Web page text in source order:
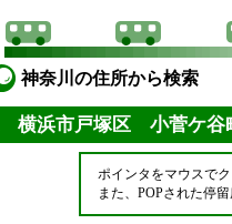
神奈川の住所から検索
横浜市戸塚区 小菅ケ
ポインタをマウスで
また、POPされた停